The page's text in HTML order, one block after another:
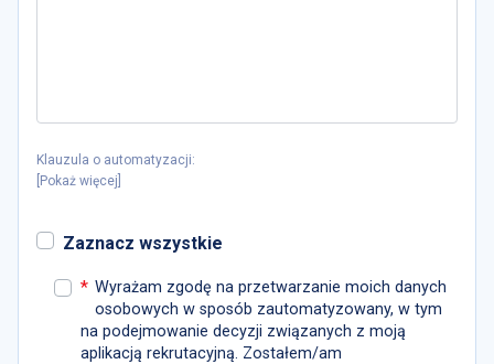
Klauzula o automatyzacji:
Pokaż więcej
Zaznacz wszystkie
* Wyrażam zgodę na przetwarzanie moich danych
osobowych w sposób zautomatyzowany, w tym
na podejmowanie decyzji związanych z moją
aplikacją rekrutacyjną. Zostałem/am